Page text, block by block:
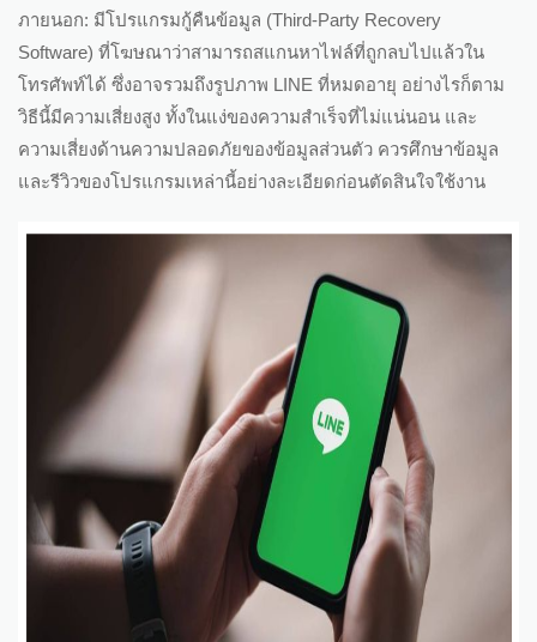
ภายนอก: มีโปรแกรมกู้คืนข้อมูล (Third-Party Recovery
Software) ที่โฆษณาว่าสามารถสแกนหาไฟล์ที่ถูกลบไปแล้วใน
โทรศัพท์ได้ ซึ่งอาจรวมถึงรูปภาพ LINE ที่หมดอายุ อย่างไรก็ตาม
วิธีนี้มีความเสี่ยงสูง ทั้งในแง่ของความสำเร็จที่ไม่แน่นอน และ
ความเสี่ยงด้านความปลอดภัยของข้อมูลส่วนตัว ควรศึกษาข้อมูล
และรีวิวของโปรแกรมเหล่านี้อย่างละเอียดก่อนตัดสินใจใช้งาน